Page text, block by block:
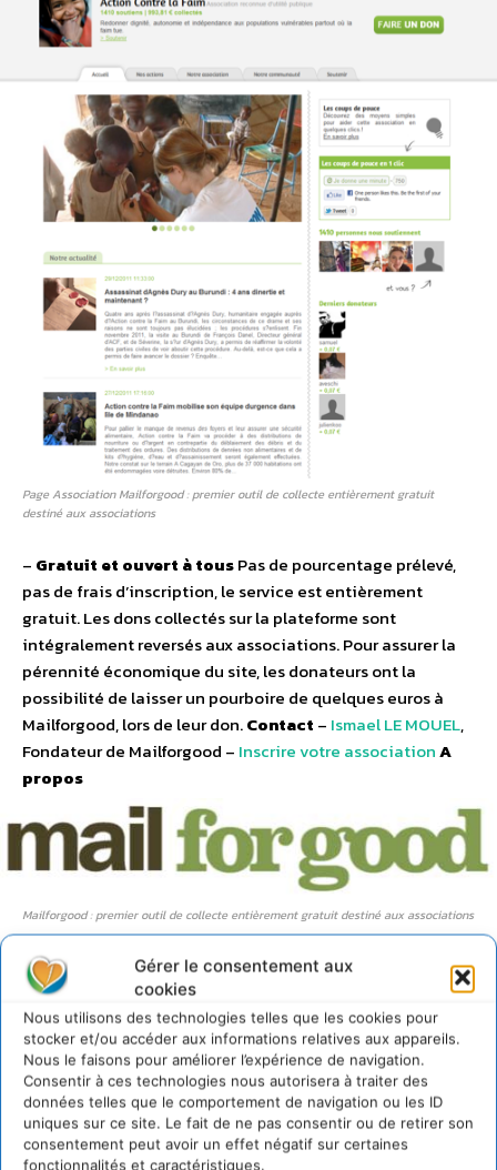
Gérer le consentement aux
cookies
Nous utilisons des technologies telles que les cookies pour
stocker et/ou accéder aux informations relatives aux appareils.
Nous le faisons pour améliorer l’expérience de navigation.
Consentir à ces technologies nous autorisera à traiter des
données telles que le comportement de navigation ou les ID
uniques sur ce site. Le fait de ne pas consentir ou de retirer son
consentement peut avoir un effet négatif sur certaines
fonctionnalités et caractéristiques.
Page Association Mailforgood : premier outil de collecte entièrement gratuit
destiné aux associations
– Gratuit et ouvert à tousPas de pourcentage prélevé,
pas de frais d’inscription, le service est entièrement
gratuit. Les dons collectés sur la plateforme sont
intégralement reversés aux associations. Pour assurer la
pérennité économique du site, les donateurs ont la
possibilité de laisser un pourboire de quelques euros à
Mailforgood, lors de leur don.Contact – Ismael LE MOUEL,
Fondateur de Mailforgood – Inscrire votre associationA
propos
Mailforgood : premier outil de collecte entièrement gratuit destiné aux associations
Mailforgood a été lancé en 2010 par Ismaël Le Mouël (27
ans, diplômé de Polytechnique et HEC) et Bruno Humbert
(54 ans, fondateur d’Equitel). Actuellement 40
associations bénéficient du service Mailforgood (Action
contre la Faim, Le Rire Médecin, Noé Conservation, Planète
Urgence, A Chacun Son Everest!, Les Toiles Enchantées…).
Mailforgood est depuis deux ans l’organisateur français du
Social Good Day, un évènement à la croisée de